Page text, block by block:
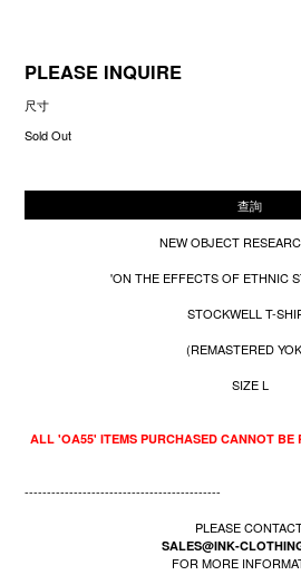
PLEASE INQUIRE
尺寸
Sold Out
查詢
NEW OBJECT
'ON THE EFFECTS OF ETHNIC
STOCKWELL T-
(REMASTERED
SIZE L
ALL 'OA55' ITEMS PURCHASED CANNOT BE
--------------------------------------------
PLEASE
SALES@INK-
FOR MORE